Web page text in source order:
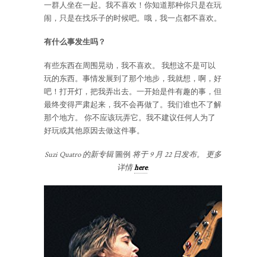
一群人坐在一起。我不喜欢！你知道那种你只是在玩
闹，只是在找乐子的时候吧。哦，我一点都不喜欢。
有什么事发生吗？
有些东西在周围晃动，我不喜欢。 我想这不是可以
玩的东西。事情发展到了那个地步，我就想，啊，好
吧！打开灯，把我弄出去。一开始是件有趣的事，但
最终变得严肃起来，我不会再做了。我们谁也不了解
那个地方。 你不应该玩弄它。我不建议任何人为了
好玩或其他原因去做这件事。
Suzi Quatro 的新专辑圖例 将于 9 月 22 日发布。 更多
详情here.